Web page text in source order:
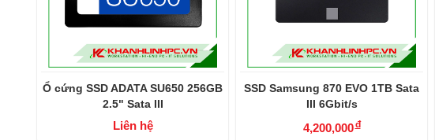
Ổ cứng SSD ADATA SU650 256GB
2.5" Sata III
Liên hệ
SSD Samsung 870 EVO 1TB Sata
III 6Gbit/s
4,200,000đ